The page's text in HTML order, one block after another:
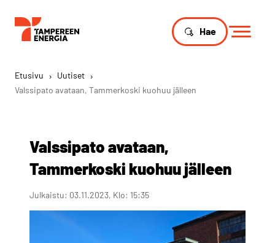
Hae
Etusivu › Uutiset ›
Valssipato avataan, Tammerkoski kuohuu jälleen
Valssipato avataan,
Tammerkoski kuohuu jälleen
Julkaistu: 03.11.2023, Klo: 15:35